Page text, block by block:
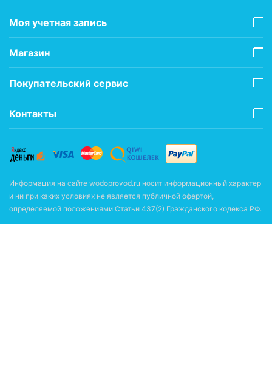
Моя учетная запись
Магазин
Покупательский сервис
Контакты
Информация на сайте wodoprovod.ru носит информационный характер
и ни при каких условиях не является публичной офертой,
определяемой положениями Статьи 437(2) Гражданского кодекса РФ.